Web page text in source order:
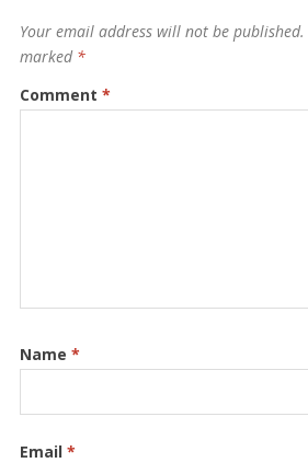
Your email address will not be published.
marked *
Comment *
Name *
Email *